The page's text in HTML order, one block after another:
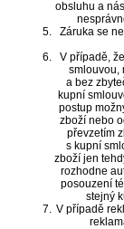
obsluhu a
Záruka se
V případě,
smlouvou,
a bez
kupní
postup
zboží nebo
převzetím
s kupní
zboží jen
rozhodne
posouzení
stejný
V případě